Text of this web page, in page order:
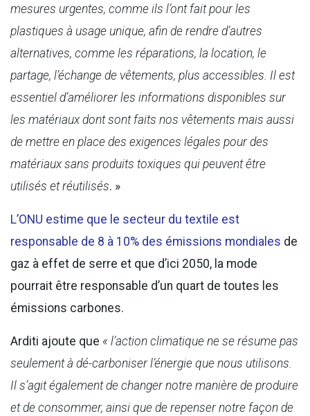
mesures urgentes, comme ils l’ont fait pour les
plastiques à usage unique, afin de rendre d’autres
alternatives, comme les réparations, la location, le
partage, l’échange de vêtements, plus accessibles. Il est
essentiel d’améliorer les informations disponibles sur
les matériaux dont sont faits nos vêtements mais aussi
de mettre en place des exigences légales pour des
matériaux sans produits toxiques qui peuvent être
utilisés et réutilisés. »
L’ONU estime que le secteur du textile est
responsable de 8 à 10% des émissions mondiales de
gaz à effet de serre et que d’ici 2050, la mode
pourrait être responsable d’un quart de toutes les
émissions carbones.
Arditi ajoute que « l’action climatique ne se résume pas
seulement à dé-carboniser l’énergie que nous utilisons.
Il s’agit également de changer notre manière de produire
et de consommer, ainsi que de repenser notre façon de